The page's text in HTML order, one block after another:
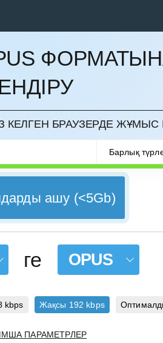
КЕЛГЕН БРАУЗЕРДЕ ЖҰМЫС
Барлық
ашу (<5Gb)
ге OPUS
kbps Жақсы 192 kbps
ПАРАМЕТРЛЕР